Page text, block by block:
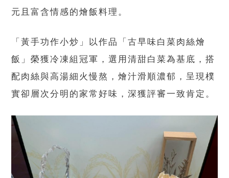
元且富含情感的燴飯料理。
「黃手功作小炒」以作品「古早味白菜肉絲燴
飯」榮獲冷凍組冠軍，選用清甜白菜為基底，搭
配肉絲與高湯細火慢熬，燴汁滑順濃郁，呈現樸
實卻層次分明的家常好味，深獲評審一致肯定。